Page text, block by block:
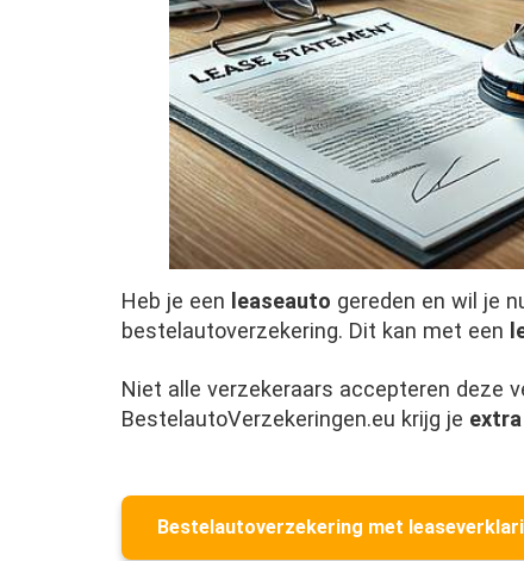
Heb je een leaseauto gereden en wil je
bestelautoverzekering. Dit kan met een
Niet alle verzekeraars accepteren deze
BestelautoVerzekeringen.eu krijg je
Bestelautoverzekering met